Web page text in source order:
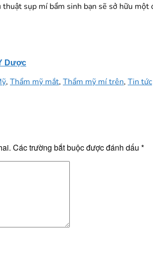
thuật sụp mí bẩm sinh bạn sẽ sở hữu
Dược
, Thẩm mỹ mắt, Thẩm mỹ mí trên, Tin tức
Các trường bắt buộc được đánh dấu *